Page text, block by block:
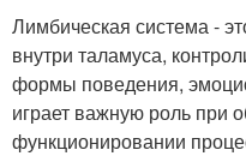
Лимбическая система -
внутри таламуса,
формы поведения,
играет важную роль при
функционировании